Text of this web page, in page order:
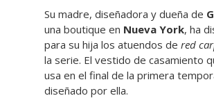
Su madre, diseñadora y dueña de
una boutique en Nueva York, ha
para su hija los atuendos de red
la serie. El vestido de casamiento
usa en el final de la primera
diseñado por ella.